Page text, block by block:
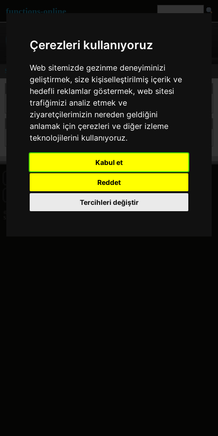
Çerezleri kullanıyoruz
Web sitemizde gezinme deneyiminizi
geliştirmek, size kişiselleştirilmiş içerik ve
hedefli reklamlar göstermek, web sitesi
trafiğimizi analiz etmek ve
ziyaretçilerimizin nereden geldiğini
anlamak için çerezleri ve diğer izleme
teknolojilerini kullanıyoruz.
Kabul et
Reddet
Tercihleri değiştir
functions-online
Search
take a search
search results for mbom
Sorry but for this searchterm there are no results.
SITEMAP IMPRINT COOKIE CONSENT
© 2026 Jan Bogutzki | PHP 7.3.27
Search - functions-online (türkçe)